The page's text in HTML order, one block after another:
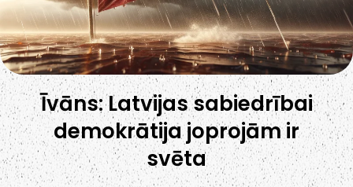
Īvāns: Latvijas sabiedrībai
demokrātija joprojām ir
svēta